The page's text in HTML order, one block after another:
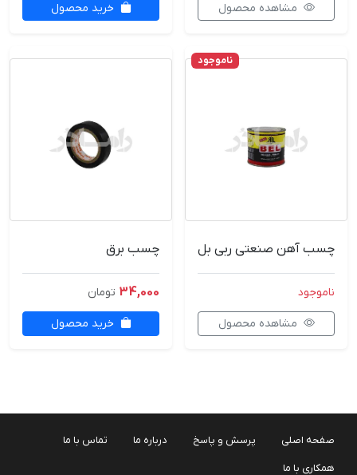
مشاهده محصول خرید محصول
ناموجود
چسب آهن صنعتی ربی بل
ناموجود
مشاهده محصول
چسب برق
34,000 تومان
خرید محصول
صفحه اصلی پرسش و پاسخ درباره ما تماس با ما
همکاری با ما